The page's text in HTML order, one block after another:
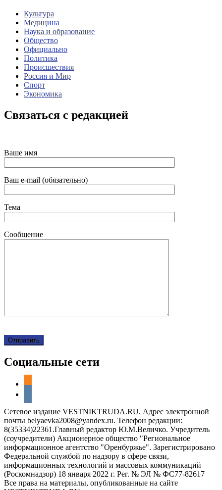
Культура
Медицина
Наука и образование
Общество
Официально
Политика
Происшествия
Россия и Мир
Спорт
Экономика
Связаться с редакцией
Ваше имя
Ваш e-mail (обязательно)
Тема
Сообщение
Социальные сети
Сетевое издание VESTNIKTRUDA.RU. Адрес электронной
почты belyaevka2008@yandex.ru. Телефон редакции:
8(35334)22361.Главный редактор Ю.М.Величко. Учредитель
(соучредители) Акционерное общество "Региональное
информационное агентство "Оренбуржье". Зарегистрировано
Федеральной службой по надзору в сфере связи,
информационных технологий и массовых коммуникаций
(Роскомнадзор) 18 января 2022 г. Рег. № ЭЛ № ФС77-82617
Все права на материалы, опубликованные на сайте